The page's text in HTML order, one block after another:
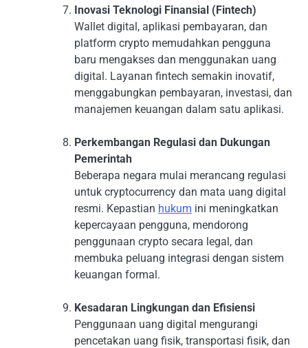
Inovasi Teknologi Finansial (Fintech)
Wallet digital, aplikasi pembayaran, dan
platform crypto memudahkan pengguna
baru mengakses dan menggunakan uang
digital. Layanan fintech semakin inovatif,
menggabungkan pembayaran, investasi, dan
manajemen keuangan dalam satu aplikasi.
Perkembangan Regulasi dan Dukungan
Pemerintah
Beberapa negara mulai merancang regulasi
untuk cryptocurrency dan mata uang digital
resmi. Kepastian hukum ini meningkatkan
kepercayaan pengguna, mendorong
penggunaan crypto secara legal, dan
membuka peluang integrasi dengan sistem
keuangan formal.
Kesadaran Lingkungan dan Efisiensi
Penggunaan uang digital mengurangi
pencetakan uang fisik, transportasi fisik, dan